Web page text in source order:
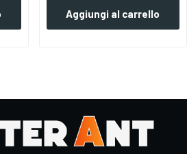
Aggiungi al carrello